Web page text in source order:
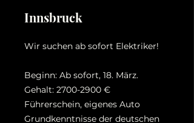
Innsbruck
Wir suchen ab sofort Elektriker!
Beginn: Ab sofort, 18. März.
Gehalt: 2700-2900 €
Führerschein, eigenes Auto
Grundkenntnisse der deutschen